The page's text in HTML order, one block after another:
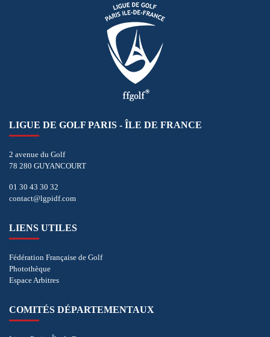
LIGUE DE GOLF PARIS - ÎLE DE FRANCE
2 avenue du Golf
78 280 GUYANCOURT
01 30 43 30 32
contact@lgpidf.com
LIENS UTILES
Fédération Française de Golf
Photothèque
Espace Arbitres
COMITÉS DÉPARTEMENTAUX